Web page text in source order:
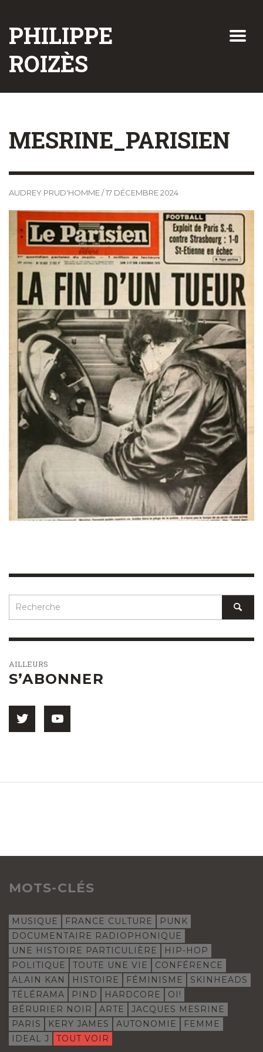
PHILIPPE
ROIZÈS
MESRINE_PARISIEN
AUDREY PRUD'HOMME/17 DÉCEMBRE 2024
AILLEURS
S’ABONNER
MOTS-CLÉS
MUSIQUE FRANCE CULTURE
PUNK
DOCUMENTAIRE RADIOPHONIQUE
UNE HISTOIRE PARTICULIÈRE
HIP-HOP
POLITIQUE
TOUTE UNE VIE
CONFÉRENCE
ALAIN KAN
HISTOIRE FÉMINISME
SKINHEADS
TÉLÉRAMA
PIND HARDCORE
OI!
BÉRURIER NOIR
ARTE
JACQUES MESRINE
PARIS
KERY JAMES AUTONOMIE
FEMME
IDEAL J
TOUT VOIR